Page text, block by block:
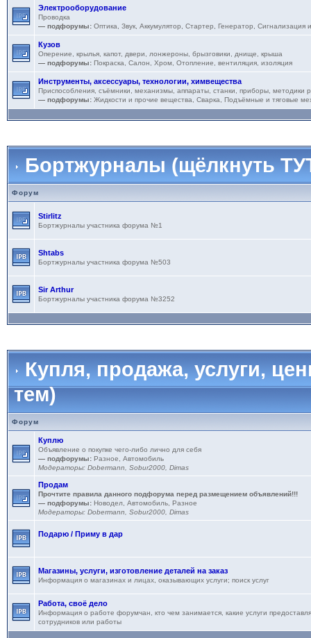
Электрооборудование
Проводка
— подфорумы: Оптика Звук, Аккумулятор Стартер Генератор Сигнализация
Кузов
Оперение, крылья, капот, двери, лонжероны, брызговики, днище, крыша
— подфорумы: Покраска Салон Хром, Отопление, вентиляция, изоляция
Инструменты, аксессуары, технологии, химвещества
Приспособления, съёмники, механизмы, аппараты, станки, приборы, методики
— подфорумы: Жидкости и прочие вещества Сварка Подъёмные и тяговые
Бортжурналы (щёлкнуть
Форум
Stirlitz
Бортжурналы участника форума №1
Shtabs
Бортжурналы участника форума №503
Sir Arthur
Бортжурналы участника форума №3252
Купля, продажа, услуги,
тем)
Форум
Куплю
Объявление о покупке чего-либо лично для себя
— подфорумы: Разное
Автомобиль
Модераторы: Dobermann Sobur2000, Dimas
Продам
Прочтите правила данного подфорума перед размещением объявлений!!!
— подфорумы: Новодел Автомобиль, Разное
Модераторы: Dobermann Sobur2000, Dimas
Подарю / Приму в дар
Магазины, услуги, изготовление деталей на заказ
Информация о магазинах и лицах, оказывающих услуги; поиск услуг
Работа, своё дело
Информация о работе форумчан, кто чем занимается, какие услуги
сотрудников или работы